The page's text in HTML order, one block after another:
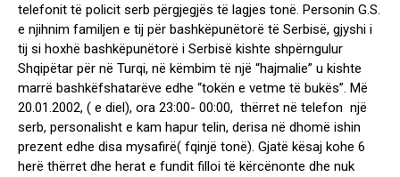
telefonit të policit serb përgjegjës të lagjes tonë. Personin G.S.
e njihnim familjen e tij për bashkëpunëtorë të Serbisë, gjyshi i
tij si hoxhë bashkëpunëtorë i Serbisë kishte shpërngulur
Shqipëtar për në Turqi, në këmbim të një “hajmalie” u kishte
marrë bashkëfshatarëve edhe “tokën e vetme të bukës”. Më
20.01.2002, ( e diel), ora 23:00- 00:00, thërret në telefon një
serb, personalisht e kam hapur telin, derisa në dhomë ishin
prezent edhe disa mysafirë( fqinjë tonë). Gjatë kësaj kohe 6
herë thërret dhe herat e fundit filloi të kërcënonte dhe nuk